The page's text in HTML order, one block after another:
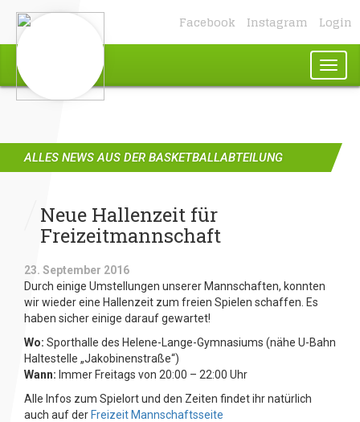
Facebook Instagram Login
ALLES NEWS AUS DER BASKETBALLABTEILUNG
Neue Hallenzeit für
Freizeitmannschaft
23. September 2016
Durch einige Umstellungen unserer Mannschaften, konnten
wir wieder eine Hallenzeit zum freien Spielen schaffen. Es
haben sicher einige darauf gewartet!
Wo: Sporthalle des Helene-Lange-Gymnasiums (nähe U-Bahn
Haltestelle „Jakobinenstraße“)
Wann: Immer Freitags von 20:00 – 22:00 Uhr
Alle Infos zum Spielort und den Zeiten findet ihr natürlich
auch auf der Freizeit Mannschaftsseite